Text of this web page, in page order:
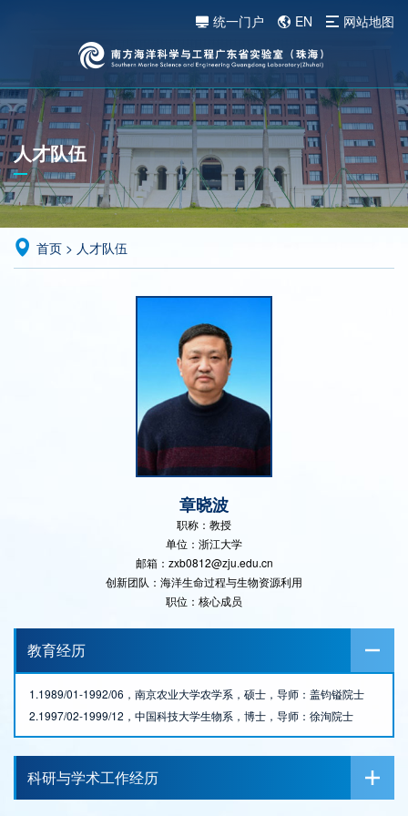
统一门户 EN 网站地图
人才队伍
首页 > 人才队伍
章晓波
职称：教授
单位：浙江大学
邮箱：zxb0812@zju.edu.cn
创新团队：海洋生命过程与生物资源利用
职位：核心成员
教育经历
1.1989/01-1992/06，南京农业大学农学系，硕士，导师：盖钧镒院士
2.1997/02-1999/12，中国科技大学生物系，博士，导师：徐洵院士
科研与学术工作经历